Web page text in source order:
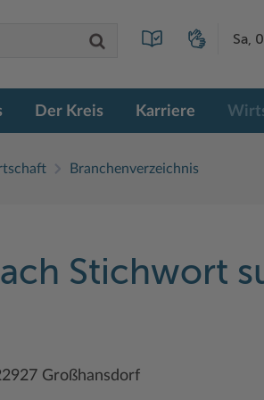
Sa,
Der Kreis Karriere
Branchenverzeichnis
Stichwort
Großhansdorf